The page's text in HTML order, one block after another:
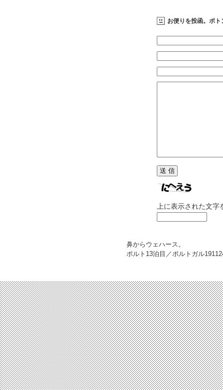
お便りを投函。ポト
上に表示された文
鼻からウェハース。
ポルト13泊目／ポルトガル